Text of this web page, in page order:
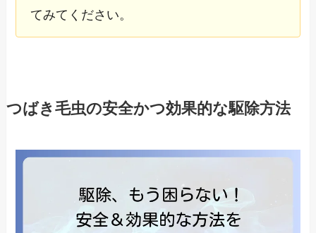
てみてください。
つばき毛虫の安全かつ効果的な駆除方法